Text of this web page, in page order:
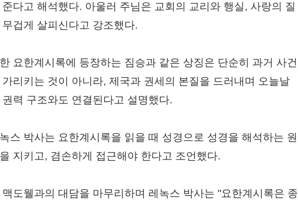
준다고 해석했다. 아울러 주님은 교회의 교리와 행실, 사랑의 질
무겁게 살피신다고 강조했다.
요한계시록에 등장하는 짐승과 같은 상징은 단순히 과거 사건
가리키는 것이 아니라, 제국과 권세의 본질을 드러내며 오늘날
권력 구조와도 연결된다고 설명했다.
스 박사는 요한계시록을 읽을 때 성경으로 성경을 해석하는 원
지키고, 겸손하게 접근해야 한다고 조언했다.
맥도웰과의 대담을 마무리하며 레녹스 박사는 "요한계시록은 종